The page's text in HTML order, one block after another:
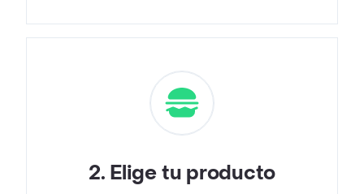
2. Elige tu producto